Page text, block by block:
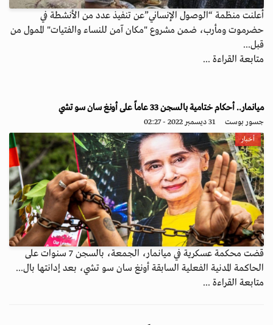
أعلنت منظمة “الوصول الإنساني”عن تنفيذ عدد من الأنشطة في
حضرموت ومأرب، ضمن مشروع "مكان آمن للنساء والفتيات" الممول من
قبل...
متابعة القراءة ...
ميانمار.. أحكام ختامية بالسجن 33 عاماً على أونغ سان سو تشي
جسور بوست 31 ديسمبر 2022 - 02:27
أخبار
قضت محكمة عسكرية في ميانمار، الجمعة، بالسجن 7 سنوات على
الحاكمة المدنية الفعلية السابقة أونغ سان سو تشي، بعد إدانتها بال...
متابعة القراءة ...